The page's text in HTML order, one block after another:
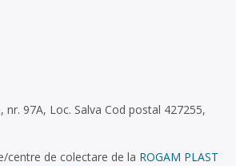
nr. 97A, Loc. Salva Cod postal 427255,
centre de colectare de la ROGAM PLAST